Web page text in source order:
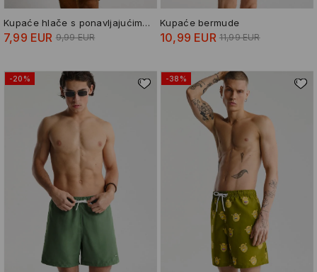
Kupaće hlače s ponavljajućim uzorkom Shrek
7,99 EUR 9,99 EUR
Kupaće bermude
10,99 EUR 11,99 EUR
-20% -38%